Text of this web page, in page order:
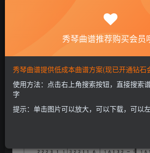
秀琴曲谱推荐购买会员
秀琴曲谱提供低成本曲谱方案(现已开通钻石
使用方法：点击右上角搜索按钮，直接搜索
字
提示：单击图片可以放大，可以下载，可以